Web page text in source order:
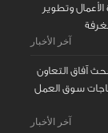
الأعمال وتطوير
آخر الأخبار
آفاق التعاون
سوق العمل
آخر الأخبار